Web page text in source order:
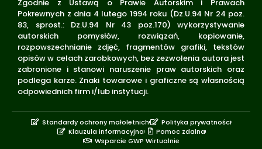
Zgodnie z Ustawą o Prawie Autorskim i Prawach
Pokrewnych z dnia 4 lutego 1994 roku (Dz.U.94 Nr 24 poz.
83, sprost.: Dz.U.94 Nr 43 poz.170) wykorzystywanie
autorskich pomysłów, rozwiązań, kopiowanie,
rozpowszechnianie zdjęć, fragmentów grafiki, tekstów
opisów w celach zarobkowych, bez zezwolenia autora jest
zabronione i stanowi naruszenie praw autorskich oraz
podlega karze. Znaki towarowe i graficzne są własnością
odpowiednich firm i/lub instytucji.
Standardy ochrony małoletnich
Polityka prywatności
Klauzula informacyjna
Pomoc zdalna
Wsparcie GWP Wirtualnie